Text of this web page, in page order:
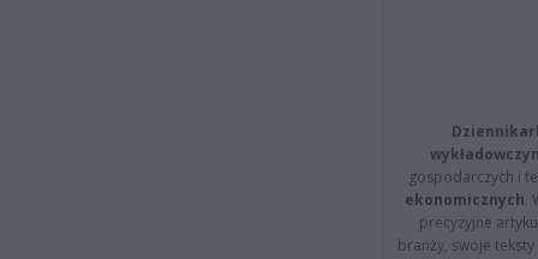
gospodarczych i
ekonomicznych.
precyzyjne
branży, swoje